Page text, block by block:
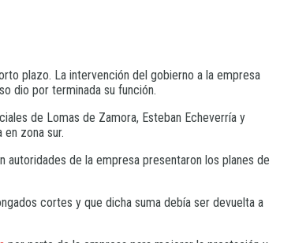
plazo. La intervención del gobierno a la empresa
dio por terminada su función.
de Lomas de Zamora, Esteban Echeverría y
zona sur.
de la empresa presentaron los planes de
cortes y que dicha suma debía ser devuelta a